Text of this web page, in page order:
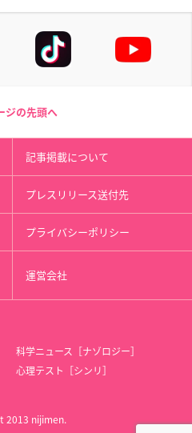
ジの先頭へ
記事掲載について
プレスリリース送付先
プライバシーポリシー
運営会社
科学ニュース［ナゾロジー］
心理テスト［シンリ］
2013 nijimen.